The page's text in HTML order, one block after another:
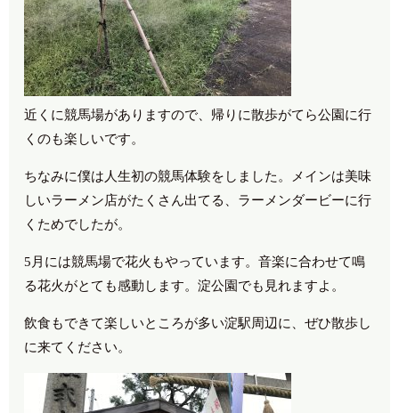
近くに競馬場がありますので、帰りに散歩がてら公園に行
くのも楽しいです。
ちなみに僕は人生初の競馬体験をしました。メインは美味
しいラーメン店がたくさん出てる、ラーメンダービーに行
くためでしたが。
5月には競馬場で花火もやっています。音楽に合わせて鳴
る花火がとても感動します。淀公園でも見れますよ。
飲食もできて楽しいところが多い淀駅周辺に、ぜひ散歩し
に来てください。